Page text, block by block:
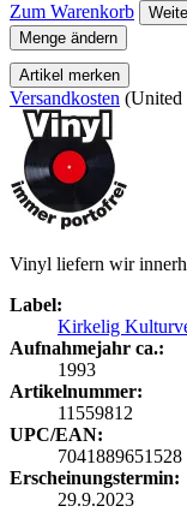
Zum Warenkorb
Menge ändern
Artikel merken
Versandkosten (United
Vinyl liefern wir
Label:
Kirkelig
Aufnahmejahr ca.:
1993
Artikelnummer:
11559812
UPC/EAN:
7041889651528
Erscheinungstermin:
29.9.2023